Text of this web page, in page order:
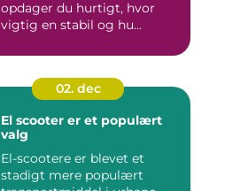
opdager du hurtigt, hvor
vigtig en stabil og hu...
02. dec
El scooter er et populært
valg
El-scootere er blevet et
stadigt mere populært